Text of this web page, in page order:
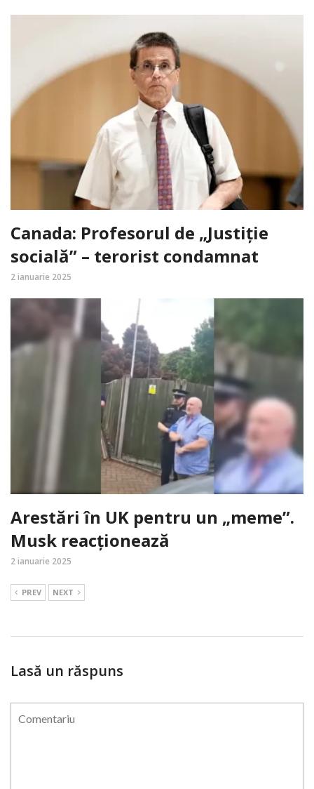
Canada: Profesorul de „Justiție
socială” – terorist condamnat
2 ianuarie 2025
Arestări în UK pentru un „meme”.
Musk reacționează
2 ianuarie 2025
PREV NEXT
Lasă un răspuns